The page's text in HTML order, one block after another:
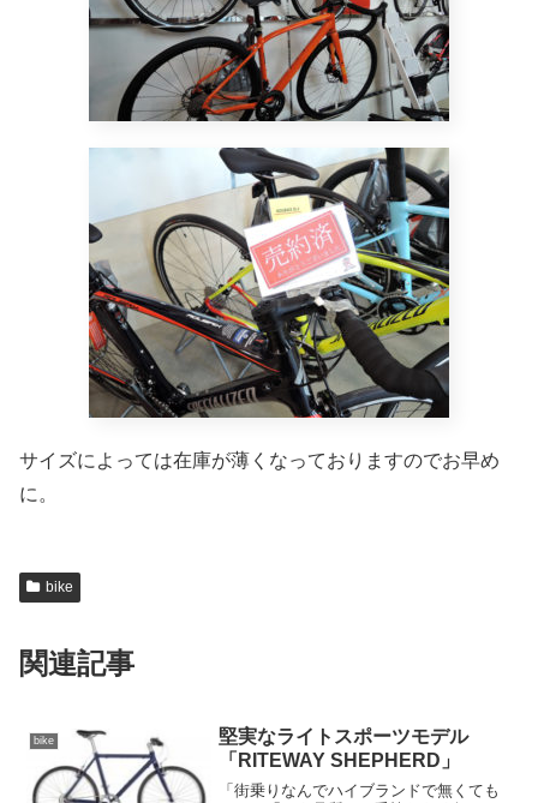
サイズによっては在庫が薄くなっておりますのでお早め
に。
bike
関連記事
bike
堅実なライトスポーツモデル
「RITEWAY SHEPHERD」
「街乗りなんでハイブランドで無くても